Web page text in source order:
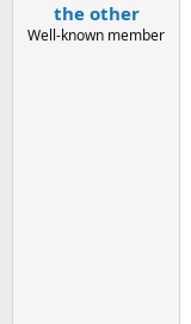
the other
Well-known member